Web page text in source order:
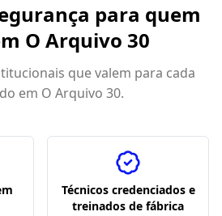
para quem
O Arquivo 30
que valem para cada
em O Arquivo 30.
Técnicos credenciados e
treinados de fábrica